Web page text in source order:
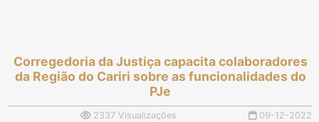
Corregedoria da Justiça capacita colaboradores
da Região do Cariri sobre as funcionalidades do
PJe
2337 Visualizações 09-12-2022